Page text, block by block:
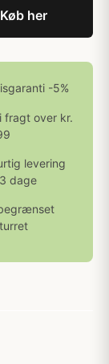
Køb her
-5%
fragt over kr.
levering
dage